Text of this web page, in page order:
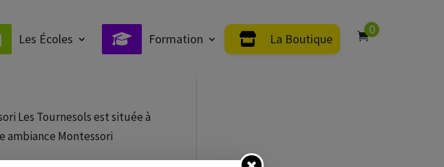
Les Écoles Formation La Boutique
0
Chevry
Les Tournesols est située à
ambiance Montessori